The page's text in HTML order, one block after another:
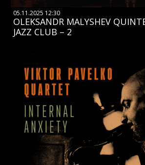
05.11.2025 12:30
OLEKSANDR MALYSHEV
JAZZ CLUB – 2